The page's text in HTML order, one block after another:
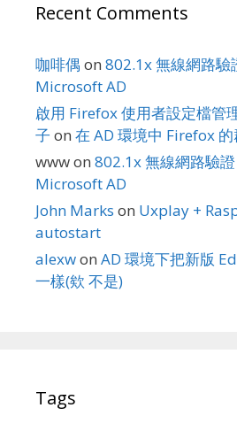
Recent Comments
咖啡偶 on 802.1x 無線網路驗
Microsoft AD
啟用 Firefox 使用者設定檔管
子 on 在 AD 環境中 Firefox
wwwon 802.1x 無線網路驗證
Microsoft AD
John Marks on Uxplay +
autostart
alexwon AD 環境下把新版
一樣(欸 不是)
Tags